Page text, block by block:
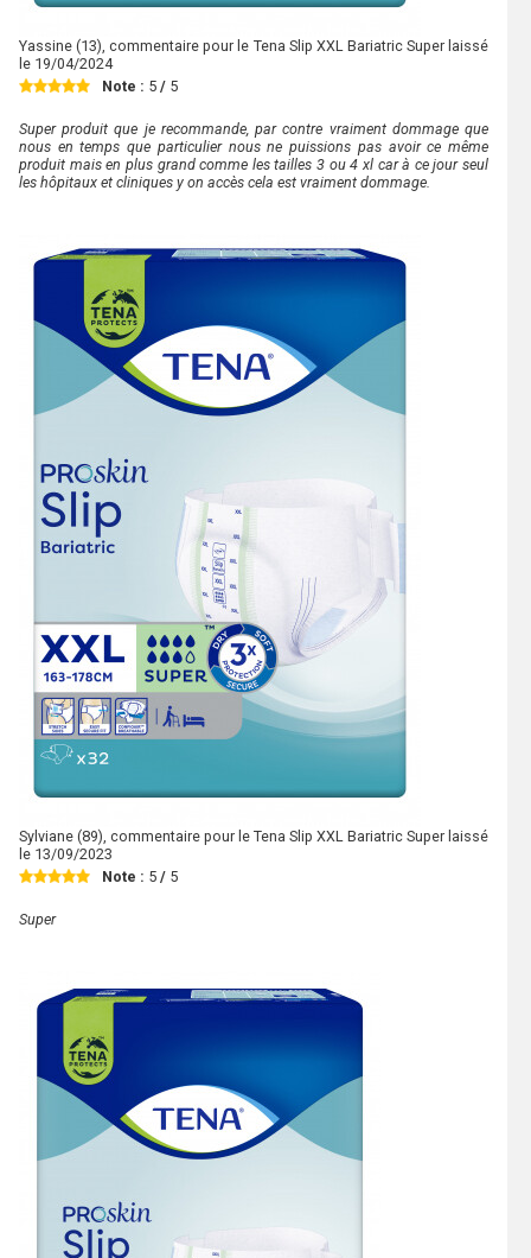
Yassine (13), commentaire pour le Tena Slip XXL Bariatric Super laissé
le 19/04/2024
Note : 5 / 5
Super produit que je recommande, par contre vraiment dommage que
nous en temps que particulier nous ne puissions pas avoir ce même
produit mais en plus grand comme les tailles 3 ou 4 xl car à ce jour seul
les hôpitaux et cliniques y on accès cela est vraiment dommage.
Sylviane (89), commentaire pour le Tena Slip XXL Bariatric Super laissé
le 13/09/2023
Note : 5 / 5
Super